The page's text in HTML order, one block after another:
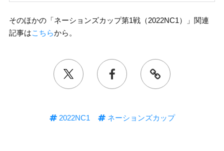
そのほかの「ネーションズカップ第1戦（2022NC1）」関連
記事はこちらから。
2022NC1 ネーションズカップ